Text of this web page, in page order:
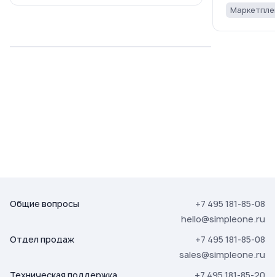
Общие вопросы
+7 495 181-85-08
hello@simpleone.ru
Отдел продаж
+7 495 181-85-08
sales@simpleone.ru